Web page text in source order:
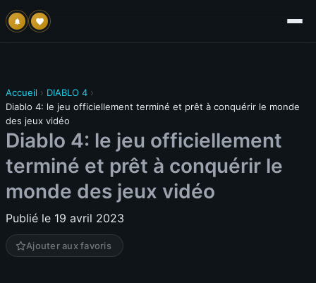
Accueil › DIABLO 4 ›
Diablo 4: le jeu officiellement terminé et prêt à conquérir le monde
des jeux vidéo
Diablo 4: le jeu officiellement
terminé et prêt à conquérir le
monde des jeux vidéo
Publié le 19 avril 2023
Ajouter aux favoris